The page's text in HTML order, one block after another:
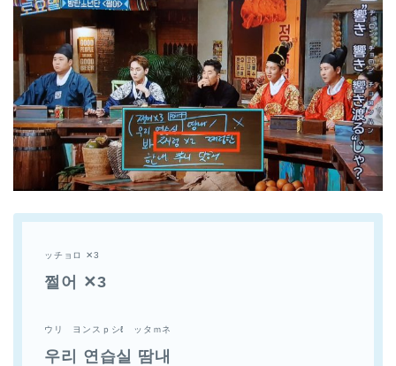
ッチョロ ✕3
쩔어 ✕3
ウリ ヨンスｐシℓ ッタｍネ
우리 연습실 땀내